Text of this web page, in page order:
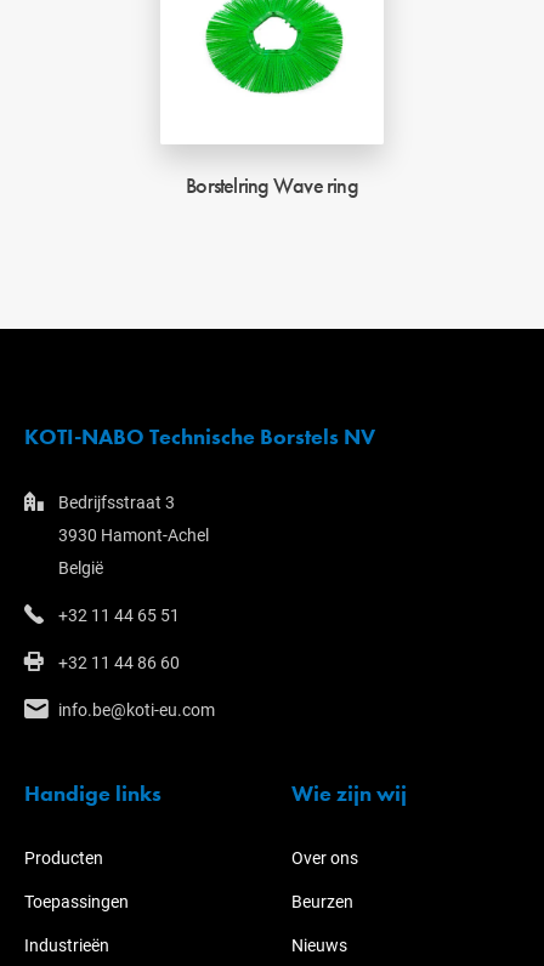
Borstelring Wave ring
KOTI-NABO Technische Borstels NV
Bedrijfsstraat 3
3930 Hamont-Achel
België
+32 11 44 65 51
+32 11 44 86 60
info.be@koti-eu.com
Handige links
Producten
Toepassingen
Industrieën
Wie zijn wij
Over ons
Beurzen
Nieuws